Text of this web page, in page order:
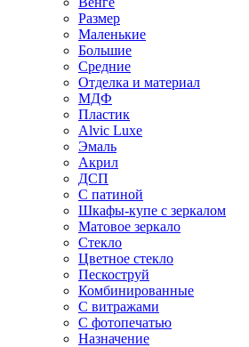
Размер
Маленькие
Большие
Средние
Отделка и материал
МДФ
Пластик
Alvic Luxe
Эмаль
Акрил
ДСП
С патиной
Шкафы-купе с зеркалом
Матовое зеркало
Стекло
Цветное стекло
Пескоструй
Комбинированные
С витражами
С фотопечатью
Назначение